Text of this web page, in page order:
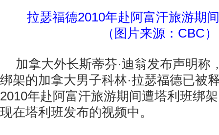
拉瑟福德2010年赴阿富汗旅游期
（图片来源：CBC）
加拿大外长斯蒂芬·迪翁发布声明称
绑架的加拿大男子科林·拉瑟福德已被
2010年赴阿富汗旅游期间遭塔利班绑
现在塔利班发布的视频中。